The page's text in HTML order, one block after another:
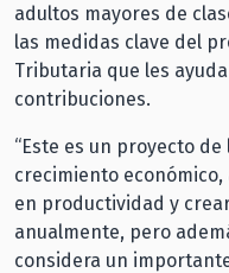
adultos mayores de
las medidas clave del
Tributaria que les
contribuciones.
“Este es un proyecto
crecimiento
en productividad y
anualmente, pero
considera un